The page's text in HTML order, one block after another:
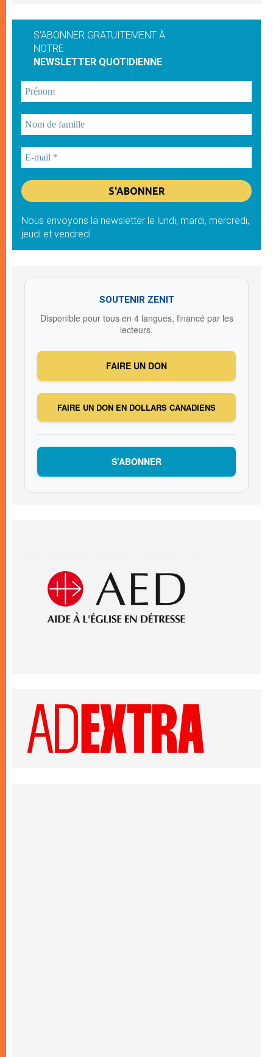
S'ABONNER GRATUITEMENT À
NOTRE
NEWSLETTER QUOTIDIENNE
Nous envoyons la newsletter le lundi, mardi, mercredi,
jeudi et vendredi
SOUTENIR ZENIT
Disponible pour tous en 4 langues, financé par les
lecteurs.
FAIRE UN DON
FAIRE UN DON EN DOLLARS CANADIENS
S’ABONNER